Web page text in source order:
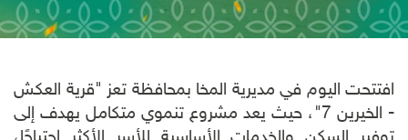
افتتحت اليوم في مديرية المخا بمحافظة تعز "قرية العكش
- الخيرين 7"، حيث يعد مشروع تنموي متكامل يهدف إلى